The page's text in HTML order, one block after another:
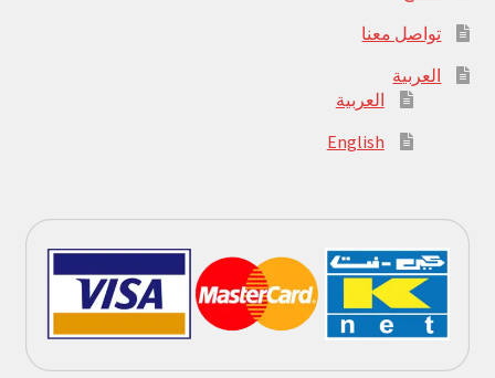
تواصل معنا
العربية
العربية
English